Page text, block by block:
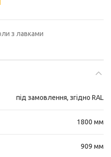
з лавками
під замовлення, згідно RAL
1800 мм
909 мм